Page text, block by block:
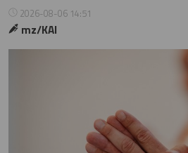
2026-08-06 14:51
mz/KAI